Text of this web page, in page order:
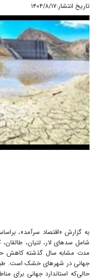
تاریخ انتشار:۱۴۰۴/۸/۱۷
به گزارش «اقتصاد سرآمد»،